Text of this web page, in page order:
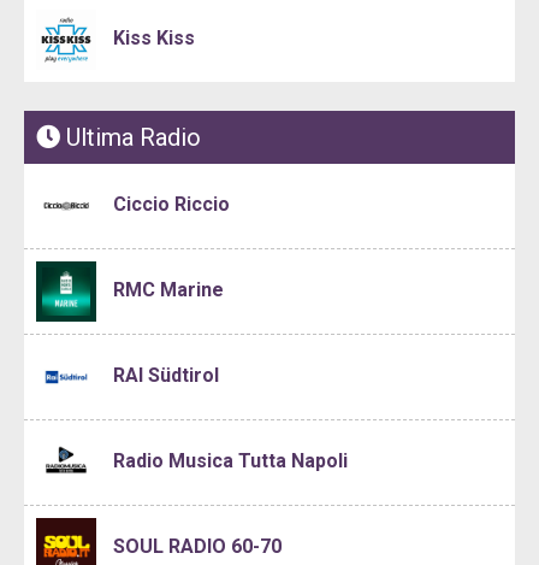
Kiss Kiss
Ultima Radio
Ciccio Riccio
RMC Marine
RAI Südtirol
Radio Musica Tutta Napoli
SOUL RADIO 60-70